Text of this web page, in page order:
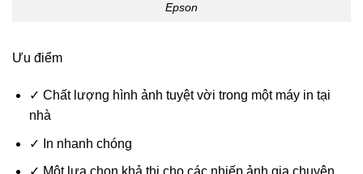
Epson
Ưu điểm
✓ Chất lượng hình ảnh tuyệt vời trong một máy in tại
nhà
✓ In nhanh chóng